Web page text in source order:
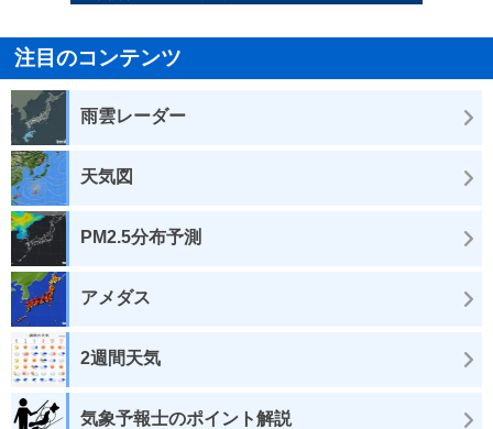
注目のコンテンツ
雨雲レーダー
天気図
PM2.5分布予測
アメダス
2週間天気
気象予報士のポイント解説